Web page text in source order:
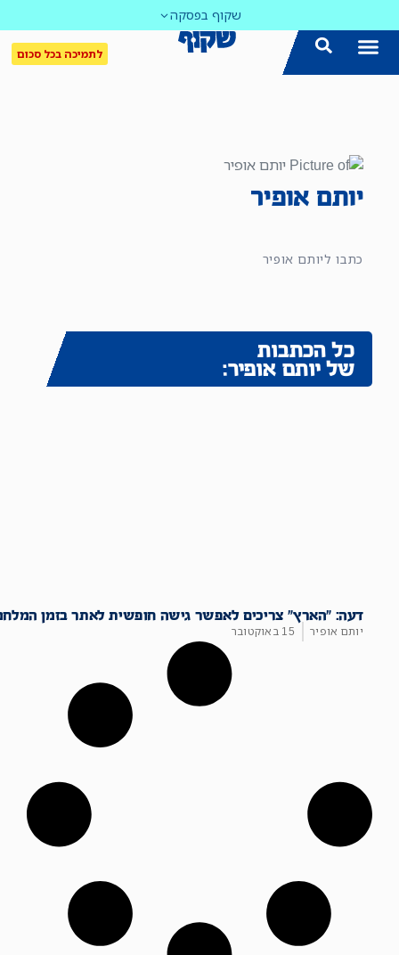
שקוף בפסקה
לתמיכה בכל סכום
יותם אופיר
כתבו ליותם אופיר
כל הכתבות
של יותם אופיר:
דעה: "הארץ" צריכים לאפשר גישה חופשית לאתר בזמן המלחמה
יותם אופיר 15 באוקטובר